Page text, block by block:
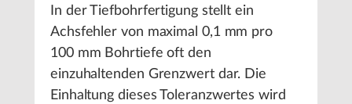
In der Tiefbohrfertigung stellt ein
Achsfehler von maximal 0,1 mm pro
100 mm Bohrtiefe oft den
einzuhaltenden Grenzwert dar. Die
Einhaltung dieses Toleranzwertes wird